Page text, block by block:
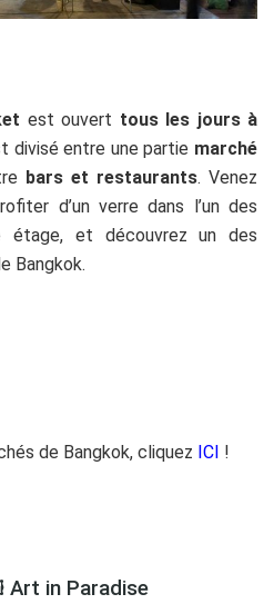
est ouvert tous les jours à
divisé entre une partie marché
bars et restaurants. Venez
d’un verre dans l’un des
étage, et découvrez un des
Bangkok.
de Bangkok, cliquez ICI !
in Paradise